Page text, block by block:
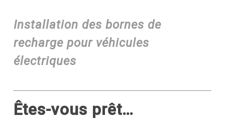
Installation des bornes de
recharge pour véhicules
électriques
Êtes-vous prêt…